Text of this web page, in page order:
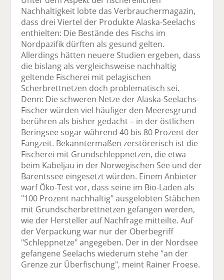
Nachhaltigkeit lobte das Verbrauchermagazin,
dass drei Viertel der Produkte Alaska-Seelachs
enthielten: Die Bestände des Fischs im
Nordpazifik dürften als gesund gelten.
Allerdings hätten neuere Studien ergeben, dass
die bislang als vergleichsweise nachhaltig
geltende Fischerei mit pelagischen
Scherbrettnetzen doch problematisch sei.
Denn: Die schweren Netze der Alaska-Seelachs-
Fischer würden viel häufiger den Meeresgrund
berühren als bisher gedacht – in der östlichen
Beringsee sogar während 40 bis 80 Prozent der
Fangzeit. Bekanntermaßen zerstörerisch ist die
Fischerei mit Grundschleppnetzen, die etwa
beim Kabeljau in der Norwegischen See und der
Barentssee eingesetzt würden. Einem Anbieter
warf Öko-Test vor, dass seine im Bio-Laden als
"100 Prozent nachhaltig" ausgelobten Stäbchen
mit Grundscherbrettnetzen gefangen werden,
wie der Hersteller auf Nachfrage mitteilte. Auf
der Verpackung war nur der Oberbegriff
"Schleppnetze" angegeben. Der in der Nordsee
gefangene Seelachs wiederum stehe "an der
Grenze zur Überfischung", meint Rainer Froese.